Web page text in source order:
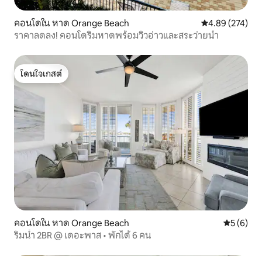
คอนโดใน หาด Orange Beach คะแนนเฉลี่ย
4.89 (274)
ราคาลดลง! คอนโดริมหาดพร้อมวิวอ่าวและสระว่ายน้ำ
โดนใจเกสต์
โดนใจเกสต์
คอนโดใน หาด Orange Beach คะแนนเฉ
5 (6)
ริมน้ำ 2BR @ เดอะพาส • พักได้ 6 คน